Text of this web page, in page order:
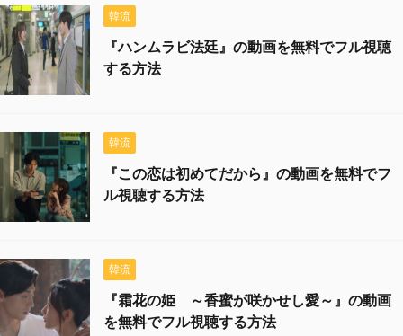
韓流
『ハンムラビ法廷』の動画を無料でフル視聴
する方法
韓流
『この恋は初めてだから』の動画を無料でフ
ル視聴する方法
韓流
『霜花の姫 ～香蜜が咲かせし愛～』の動画
を無料でフル視聴する方法